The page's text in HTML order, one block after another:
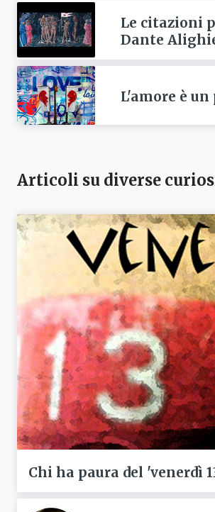
Le citazioni
Dante
L'amore è
Articoli su diverse
Chi ha paura del 'venerdì